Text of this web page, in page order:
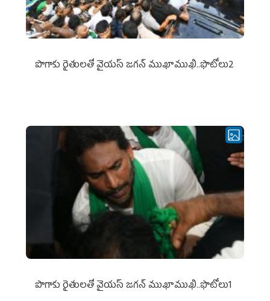
పొగాకు రైతుల‌తో వైయ‌స్ జ‌గ‌న్ ముఖాముఖి..ఫొటోలు2
పొగాకు రైతుల‌తో వైయ‌స్ జ‌గ‌న్ ముఖాముఖి..ఫొటోలు1